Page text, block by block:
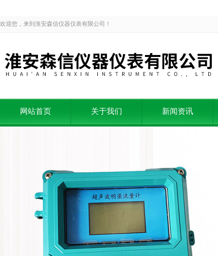
欢迎您，来到淮安森信仪器仪表有限公司！
网站首页 关于我们 新闻资讯